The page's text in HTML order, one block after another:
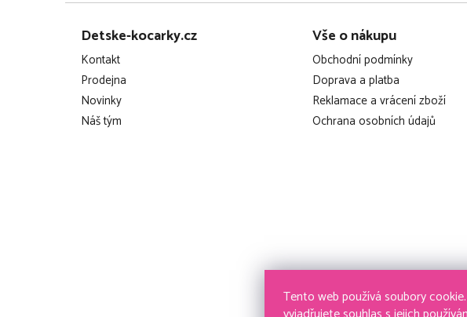
Tento web používá soubory
Detske-kocarky.cz
Kontakt
Prodejna
Novinky
Náš tým
Vše o nákupu
Obchodní podmínky
Doprava a platba
Reklamace a vrácení zboží
Ochrana osobních údajů